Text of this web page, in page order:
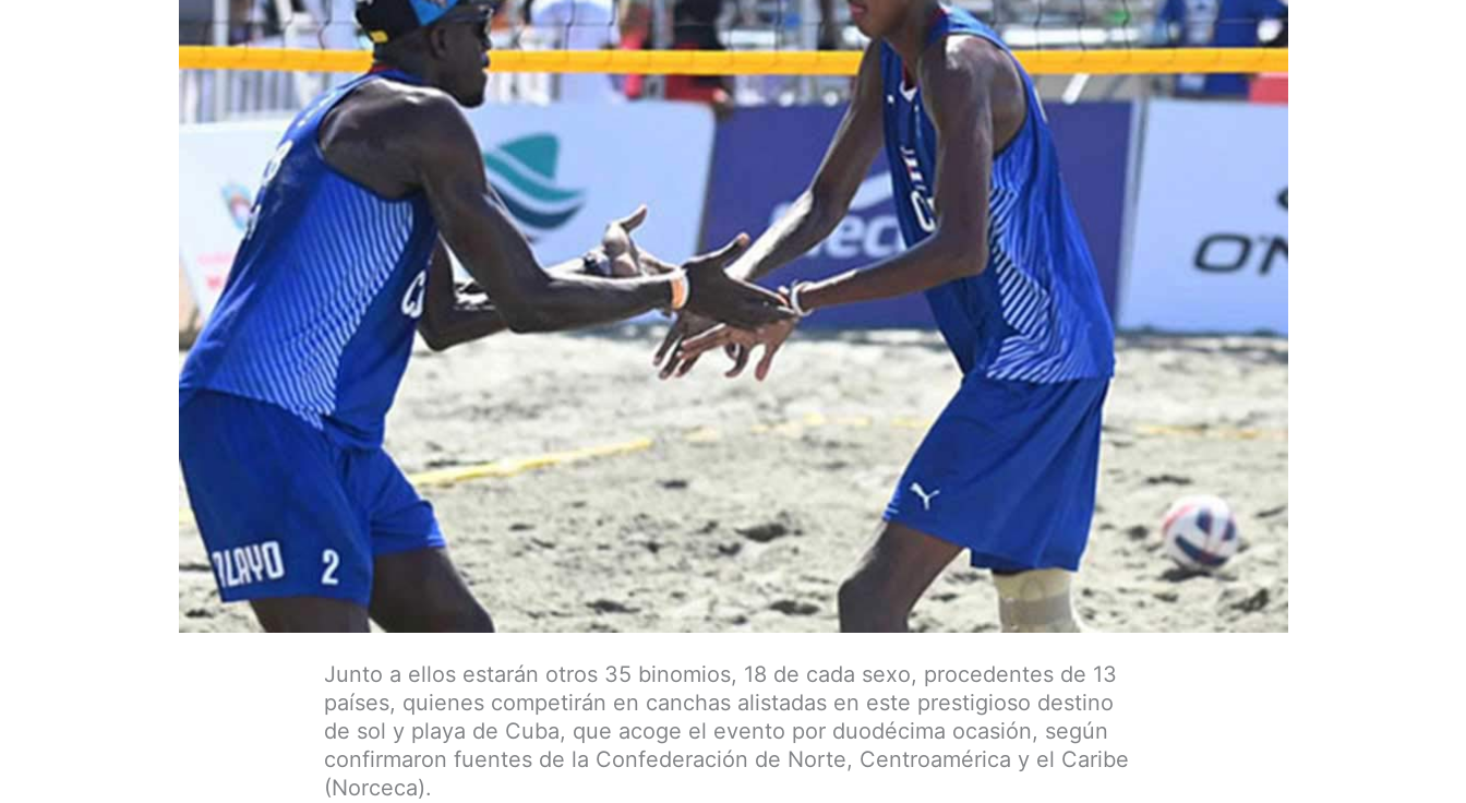
Junto a ellos estarán otros 35 binomios, 18 de cada sexo, procedentes de 13
países, quienes competirán en canchas alistadas en este prestigioso destino
de sol y playa de Cuba, que acoge el evento por duodécima ocasión, según
confirmaron fuentes de la Confederación de Norte, Centroamérica y el Caribe
(Norceca).